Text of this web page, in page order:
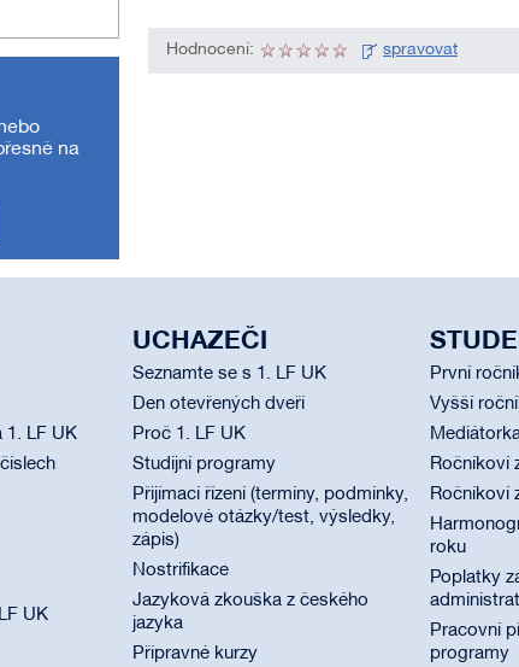
na
Hodnocení: spravovat
1. LF UK
UK
UCHAZEČI
Seznamte se s 1. LF UK
Den otevřených dveří
Proč 1. LF UK
Studijní programy
Přijímací řízení (termíny, podmínky,
modelové otázky/test, výsledky,
zápis)
Nostrifikace
Jazyková zkouška z českého
jazyka
Přípravné kurzy
První
Vyšší
Ročníkoví
Ročníkoví
roku
Poplatky
Pracovní
programy